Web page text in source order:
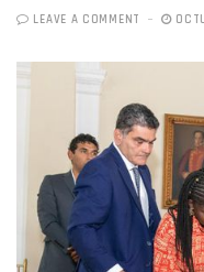
LEAVE A COMMENT